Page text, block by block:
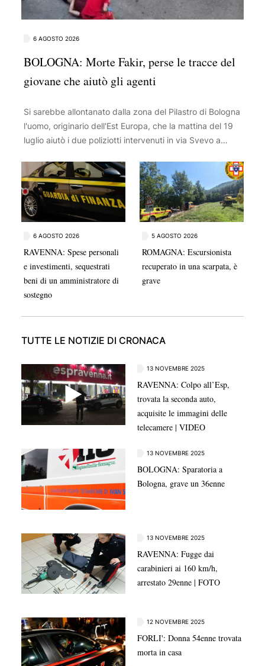
6 AGOSTO 2026
BOLOGNA: Morte Fakir, perse le tracce del
giovane che aiutò gli agenti
Si sarebbe allontanato dalla zona del Pilastro di Bologna
l'uomo, originario dell'Est Europa, che la mattina del 19
luglio aiutò i due poliziotti intervenuti in via Svevo a
da video filmati dai residenti. Secondo quanto si
apprende il testimone, che viveva in zona, se ne
sarebbe andato dopo aver ricevuto minacce in
relazione all'episodio. Dopo essere stato sentito
nell'immediatezza come persona informata sui fatti, non
è chiaro se sia stato ancora riconvocato o meno dagli
inquirenti. In seguito alle ritorsioni subite potrebbe
anche aver presentato denuncia alle forze dell'ordine.
Nel corso della serata del 25 luglio al Pilastro, per
ricordare Fakir, alcuni conoscenti avevano detto che
6 AGOSTO 2026
RAVENNA: Spese personali
e investimenti, sequestrati
beni di un amministratore di
sostegno
5 AGOSTO 2026
ROMAGNA: Escursionista
recuperato in una scarpata, è
grave
TUTTE LE NOTIZIE DI CRONACA
13 NOVEMBRE 2025
RAVENNA: Colpo all’Esp,
trovata la seconda auto,
acquisite le immagini delle
telecamere | VIDEO
13 NOVEMBRE 2025
BOLOGNA: Sparatoria a
Bologna, grave un 36enne
13 NOVEMBRE 2025
RAVENNA: Fugge dai
carabinieri ai 160 km/h,
arrestato 29enne | FOTO
12 NOVEMBRE 2025
FORLI': Donna 54enne trovata
morta in casa